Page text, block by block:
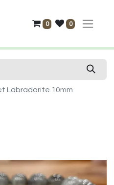
0 0
Labradorite 10mm